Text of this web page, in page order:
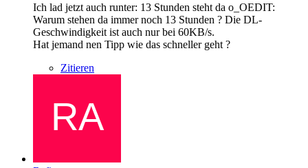
Ich lad jetzt auch runter: 13 Stunden steht da o_OEDIT:
Warum stehen da immer noch 13 Stunden ? Die DL-
Geschwindigkeit ist auch nur bei 60KB/s.
Hat jemand nen Tipp wie das schneller geht ?
Zitieren